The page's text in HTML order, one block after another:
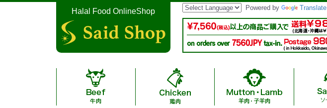
Halal Food OnlineShop Powered by Translate